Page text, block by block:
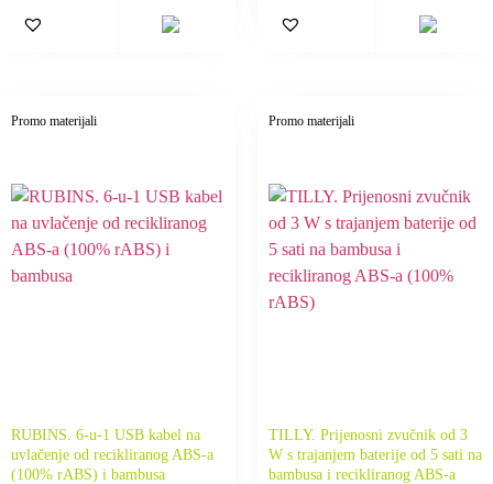
Promo materijali
RUBINS. 6-u-1 USB kabel na
uvlačenje od recikliranog ABS-a
(100% rABS) i bambusa
Promo materijali
TILLY. Prijenosni zvučnik od 3
W s trajanjem baterije od 5 sati na
bambusa i recikliranog ABS-a